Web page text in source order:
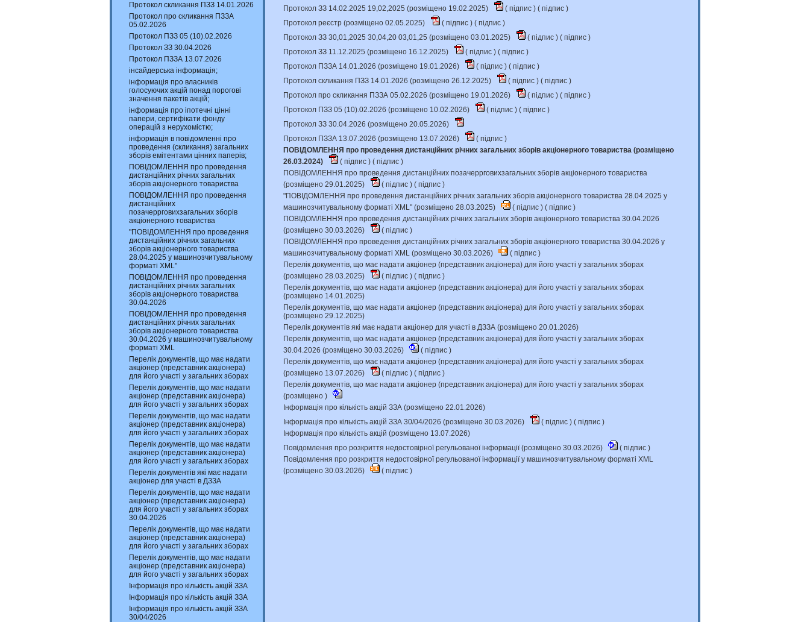
Протокол скликання ПЗЗ 14.01.2026
Протокол про скликання ПЗЗА
05.02.2026
Протокол ПЗЗ 05 (10).02.2026
Протокол ЗЗ 30.04.2026
Протокол ПЗЗА 13.07.2026
інсайдерська інформація;
інформація про власників
голосуючих акцій понад порогові
значення пакетів акцій;
інформація про іпотечні цінні
папери, сертифікати фонду
операцій з нерухомістю;
інформація в повідомленні про
проведення (скликання) загальних
зборів емітентами цінних паперів;
ПОВІДОМЛЕННЯ про проведення
дистанційних річних загальних
зборів акціонерного товариства
ПОВІДОМЛЕННЯ про проведення
дистанційних
позачеррговихзагальних зборів
акціонерного товариства
"ПОВІДОМЛЕННЯ про проведення
дистанційних річних загальних
зборів акціонерного товариства
28.04.2025 у машинозчитувальному
форматі XML"
ПОВІДОМЛЕННЯ про проведення
дистанційних річних загальних
зборів акціонерного товариства
30.04.2026
ПОВІДОМЛЕННЯ про проведення
дистанційних річних загальних
зборів акціонерного товариства
30.04.2026 у машинозчитувальному
форматі XML
Перелік документів, що має надати
акціонер (представник акціонера)
для його участі у загальних зборах
Перелік документів, що має надати
акціонер (представник акціонера)
для його участі у загальних зборах
Перелік документів, що має надати
акціонер (представник акціонера)
для його участі у загальних зборах
Перелік документів, що має надати
акціонер (представник акціонера)
для його участі у загальних зборах
Перелік документів які має надати
акціонер для участі в ДЗЗА
Перелік документів, що має надати
акціонер (представник акціонера)
для його участі у загальних зборах
30.04.2026
Перелік документів, що має надати
акціонер (представник акціонера)
для його участі у загальних зборах
Перелік документів, що має надати
акціонер (представник акціонера)
для його участі у загальних зборах
Інформація про кількість акцій ЗЗА
Інформація про кількість акцій ЗЗА
Інформація про кількість акцій ЗЗА
30/04/2026
Протокол ЗЗ 14.02.2025 19,02,2025 (розміщено 19.02.2025)
( підпис ) ( підпис )
Протокол реєстр (розміщено 02.05.2025)
( підпис ) ( підпис )
Протокол ЗЗ 30,01,2025 30,04,20 03,01,25 (розміщено 03.01.2025)
( підпис ) ( підпис )
Протокол ЗЗ 11.12.2025 (розміщено 16.12.2025)
( підпис ) ( підпис )
Протокол ПЗЗА 14.01.2026 (розміщено 19.01.2026)
( підпис ) ( підпис )
Протокол скликання ПЗЗ 14.01.2026 (розміщено 26.12.2025)
( підпис ) ( підпис )
Протокол про скликання ПЗЗА 05.02.2026 (розміщено 19.01.2026)
( підпис ) ( підпис )
Протокол ПЗЗ 05 (10).02.2026 (розміщено 10.02.2026)
( підпис ) ( підпис )
Протокол ЗЗ 30.04.2026 (розміщено 20.05.2026)
Протокол ПЗЗА 13.07.2026 (розміщено 13.07.2026)
( підпис )
ПОВІДОМЛЕННЯ про проведення дистанційних річних загальних зборів акціонерного товариства (розміщено
26.03.2024)
( підпис ) ( підпис )
ПОВІДОМЛЕННЯ про проведення дистанційних позачеррговихзагальних зборів акціонерного товариства
(розміщено 29.01.2025)
( підпис ) ( підпис )
"ПОВІДОМЛЕННЯ про проведення дистанційних річних загальних зборів акціонерного товариства 28.04.2025 у
машинозчитувальному форматі XML" (розміщено 28.03.2025)
( підпис ) ( підпис )
ПОВІДОМЛЕННЯ про проведення дистанційних річних загальних зборів акціонерного товариства 30.04.2026
(розміщено 30.03.2026)
( підпис )
ПОВІДОМЛЕННЯ про проведення дистанційних річних загальних зборів акціонерного товариства 30.04.2026 у
машинозчитувальному форматі XML (розміщено 30.03.2026)
( підпис )
Перелік документів, що має надати акціонер (представник акціонера) для його участі у загальних зборах
(розміщено 28.03.2025)
( підпис ) ( підпис )
Перелік документів, що має надати акціонер (представник акціонера) для його участі у загальних зборах
(розміщено 14.01.2025)
Перелік документів, що має надати акціонер (представник акціонера) для його участі у загальних зборах
(розміщено 29.12.2025)
Перелік документів які має надати акціонер для участі в ДЗЗА (розміщено 20.01.2026)
Перелік документів, що має надати акціонер (представник акціонера) для його участі у загальних зборах
30.04.2026 (розміщено 30.03.2026)
( підпис )
Перелік документів, що має надати акціонер (представник акціонера) для його участі у загальних зборах
(розміщено 13.07.2026)
( підпис ) ( підпис )
Перелік документів, що має надати акціонер (представник акціонера) для його участі у загальних зборах
(розміщено )
Інформація про кількість акцій ЗЗА (розміщено 22.01.2026)
Інформація про кількість акцій ЗЗА 30/04/2026 (розміщено 30.03.2026)
( підпис ) ( підпис )
Інформація про кількість акцій (розміщено 13.07.2026)
Повідомлення про розкриття недостовірної регульованої інформації (розміщено 30.03.2026)
( підпис )
Повідомлення про розкриття недостовірної регульованої інформації у машинозчитувальному форматі XML
(розміщено 30.03.2026)
( підпис )